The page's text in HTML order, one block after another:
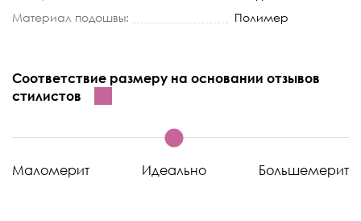
Материал подошвы:
Полимер
Соответствие размеру на основании отзывов
стилистов
Маломерит Идеально Большемерит